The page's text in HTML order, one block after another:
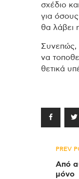
σχέδιο
για όσους
θα λάβει
Συνεπώς,
να
θετικά
PREV
Από
μόνο